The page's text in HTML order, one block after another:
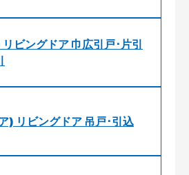
ビングドア 巾広引戸･片引
) リビングドア 吊戸･引込